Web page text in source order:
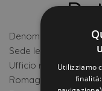
Denominazione e
Sede legale: Via
Ufficio registro delle
Romagna – Forlì-
Utilizziamo